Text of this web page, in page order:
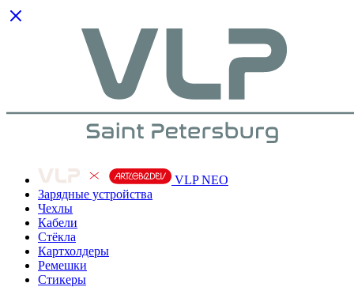
VLP NEO
Зарядные устройства
Чехлы
Кабели
Cтёкла
Картхолдеры
Ремешки
Стикеры